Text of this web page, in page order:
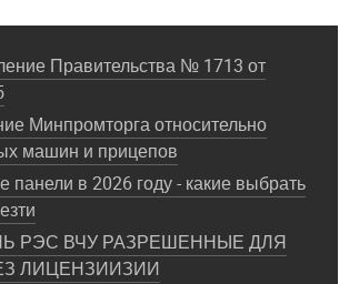
Правительства № 1713 от
Минпромторга относительно
машин и прицепов
панели в 2026 году - какие выбрать
РЭС ВЧУ РАЗРЕШЕННЫЕ ДЛЯ
ЛИЦЕНЗИИЗИИ